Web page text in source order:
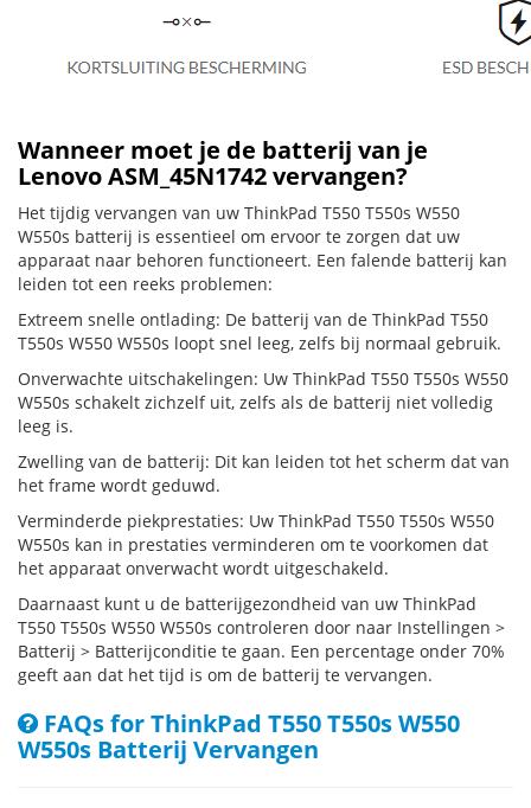
Wanneer moet je de batterij van je
Lenovo ASM_45N1742 vervangen?
Het tijdig vervangen van uw ThinkPad T550 T550s W550
W550s batterij is essentieel om ervoor te zorgen dat uw
apparaat naar behoren functioneert. Een falende batterij kan
leiden tot een reeks problemen:
Extreem snelle ontlading: De batterij van de ThinkPad T550
T550s W550 W550s loopt snel leeg, zelfs bij normaal gebruik.
Onverwachte uitschakelingen: Uw ThinkPad T550 T550s W550
W550s schakelt zichzelf uit, zelfs als de batterij niet volledig
leeg is.
Zwelling van de batterij: Dit kan leiden tot het scherm dat van
het frame wordt geduwd.
Verminderde piekprestaties: Uw ThinkPad T550 T550s W550
W550s kan in prestaties verminderen om te voorkomen dat
het apparaat onverwacht wordt uitgeschakeld.
Daarnaast kunt u de batterijgezondheid van uw ThinkPad
T550 T550s W550 W550s controleren door naar Instellingen >
Batterij > Batterijconditie te gaan. Een percentage onder 70%
geeft aan dat het tijd is om de batterij te vervangen.
FAQs for ThinkPad T550 T550s W550
W550s Batterij Vervangen